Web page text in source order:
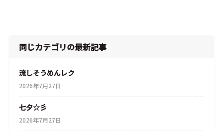
同じカテゴリの最新記事
流しそうめんレク
2026年7月27日
七夕☆彡
2026年7月27日